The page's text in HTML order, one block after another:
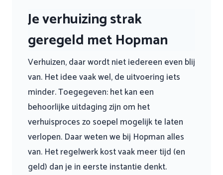
Je verhuizing strak
geregeld met Hopman
Verhuizen, daar wordt niet iedereen even blij
van. Het idee vaak wel, de uitvoering iets
minder. Toegegeven: het kan een
behoorlijke uitdaging zijn om het
verhuisproces zo soepel mogelijk te laten
verlopen. Daar weten we bij Hopman alles
van. Het regelwerk kost vaak meer tijd (en
geld) dan je in eerste instantie denkt.